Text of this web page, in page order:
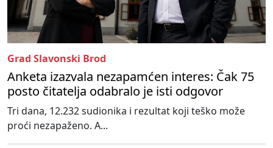
Grad Slavonski Brod
Anketa izazvala nezapamćen interes: Čak 75
posto čitatelja odabralo je isti odgovor
Tri dana, 12.232 sudionika i rezultat koji teško može
proći nezapaženo. A...